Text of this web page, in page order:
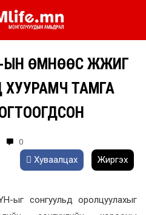
ЫН ӨМНӨӨС ЖҮЖИГ
ТАМГА
0
Хуваалцах Жиргэх
ыг сонгуульд оролцуулахыг